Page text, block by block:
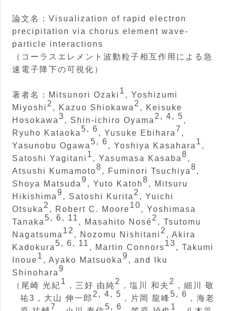
論文名：Visualization of rapid electron
precipitation via chorus element wave-
particle interactions
（コーラスエレメント波動粒子相互作用による急
速電子降下の可視化）
著者名：Mitsunori Ozaki 1 , Yoshizumi
Miyoshi 2 , Kazuo Shiokawa 2 , Keisuke
Hosokawa3, Shin-ichiro Oyama 2, 4, 5,
Ryuho Kataoka 5, 6, Yusuke Ebihara7 ,
Yasunobu Ogawa 5, 6, Yoshiya Kasahara 1 ,
Satoshi Yagitani 1 , Yasumasa Kasaba8,
Atsushi Kumamoto8, Fuminori Tsuchiya8,
Shoya Matsuda9 , Yuto Katoh8, Mitsuru
Hikishima9 , Satoshi Kurita 2 , Yuichi
Otsuka 2 , Robert C. Moore10, Yoshimasa
Tanaka 5, 6, 11 , Masahito Nosé2 , Tsutomu
Nagatsuma 12 , Nozomu Nishitani 2 , Akira
Kadokura 5, 6, 11 , Martin Connors13, Takumi
Inoue1 , Ayako Matsuoka9 , and Iku
Shinohara9
（尾崎 光紀1 ，三好 由純2 ，塩川 和夫 2 ，細川 敬
祐3，大山 伸一郎 2, 4, 5 ，片岡 龍峰 5, 6 ，海老
7 5, 6 1